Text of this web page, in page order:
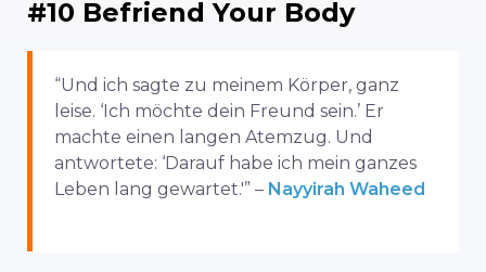
#10 Befriend Your Body
“Und ich sagte zu meinem Körper, ganz
leise. ‘Ich möchte dein Freund sein.’ Er
machte einen langen Atemzug. Und
antwortete: ‘Darauf habe ich mein ganzes
Leben lang gewartet.'” – Nayyirah Waheed